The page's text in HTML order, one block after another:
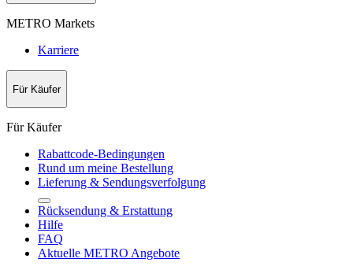
METRO Markets
Karriere
Für Käufer
Für Käufer
Rabattcode-Bedingungen
Rund um meine Bestellung
Lieferung & Sendungsverfolgung
Rücksendung & Erstattung
Hilfe
FAQ
Aktuelle METRO Angebote